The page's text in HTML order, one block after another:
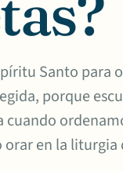
Santo para
porque
cuando
en la liturgia